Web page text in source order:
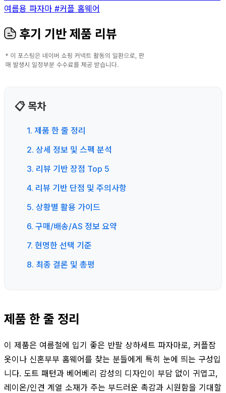
여름용 파자마 #커플 홈웨어
후기 기반 제품 리뷰
📋 목차
1. 제품 한 줄 정리
2. 상세 정보 및 스펙 분석
3. 리뷰 기반 장점 Top 5
4. 리뷰 기반 단점 및 주의사항
5. 상황별 활용 가이드
6. 구매/배송/AS 정보 요약
7. 현명한 선택 기준
8. 최종 결론 및 총평
제품 한 줄 정리
이 제품은 여름철에 입기 좋은 반팔 상하세트 파자마로, 커플잠
옷이나 신혼부부 홈웨어를 찾는 분들에게 특히 눈에 띄는 구성입
니다. 도트 패턴과 베어베리 감성의 디자인이 부담 없이 귀엽고,
레이온/인견 계열 소재가 주는 부드러운 촉감과 시원함을 기대할